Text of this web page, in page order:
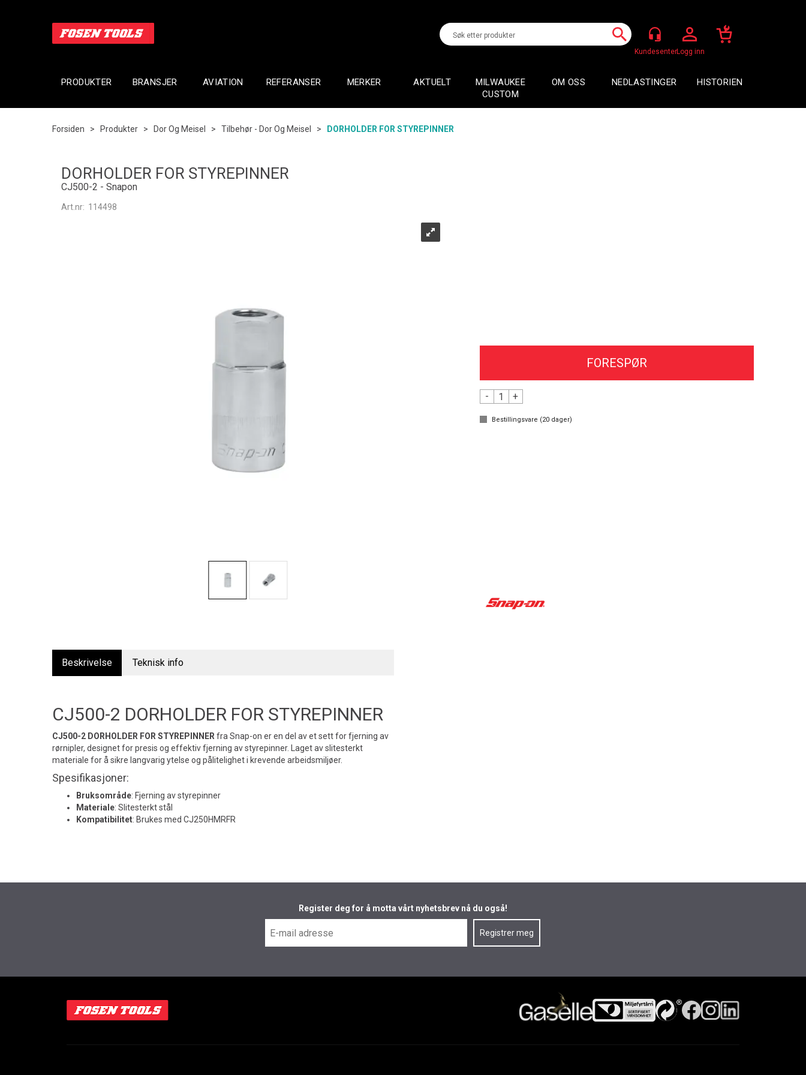
Logg inn
PRODUKTER BRANSJER AVIATION REFERANSER MERKER AKTUELT
MILWAUKEE
CUSTOM
OM OSS NEDLASTINGER HISTORIEN
Forsiden > Produkter > Dor Og Meisel > Tilbehør - Dor Og Meisel > DORHOLDER FOR STYREPINNER
DORHOLDER FOR STYREPINNER
CJ500-2 - Snapon
Art.nr: 114498
FORESPØR
- +
Bestillingsvare (20dager)
Beskrivelse Teknisk info
CJ500-2 DORHOLDER FOR STYREPINNER
CJ500-2 DORHOLDER FOR STYREPINNER fra Snap-on er en del av et sett for fjerning av
rørnipler, designet for presis og effektiv fjerning av styrepinner. Laget av slitesterkt
materiale for å sikre langvarig ytelse og pålitelighet i krevende arbeidsmiljøer.
Spesifikasjoner:
Bruksområde: Fjerning av styrepinner
Materiale: Slitesterkt stål
Kompatibilitet: Brukes med CJ250HMRFR
Register deg for å motta vårt nyhetsbrev nå du også!